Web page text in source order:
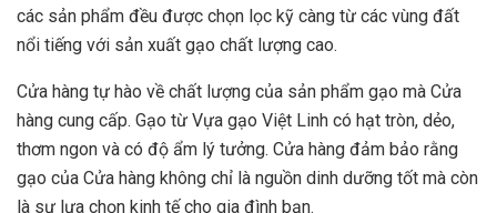
các sản phẩm đều được chọn lọc kỹ càng từ các vùng đất
nổi tiếng với sản xuất gạo chất lượng cao.
Cửa hàng tự hào về chất lượng của sản phẩm gạo mà Cửa
hàng cung cấp. Gạo từ Vựa gạo Việt Linh có hạt tròn, dẻo,
thơm ngon và có độ ẩm lý tưởng. Cửa hàng đảm bảo rằng
gạo của Cửa hàng không chỉ là nguồn dinh dưỡng tốt mà còn
là sự lựa chọn kinh tế cho gia đình bạn.